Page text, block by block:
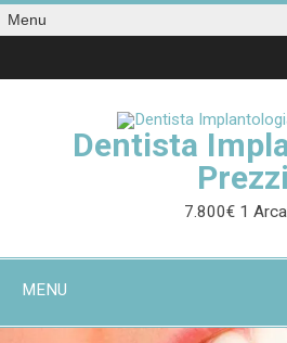
Menu
Dentista
Prezzi
7.800€ 1
MENU